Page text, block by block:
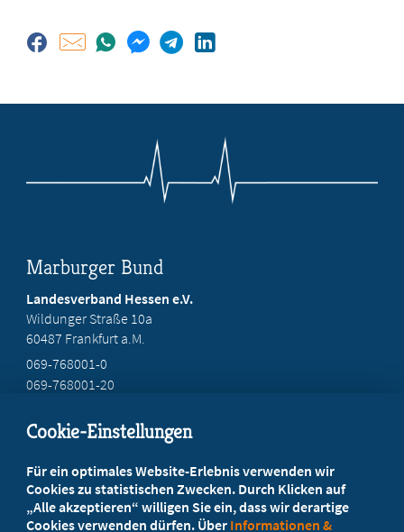
Marburger Bund
Landesverband Hessen e.V.
Wildunger Straße 10a
60487 Frankfurt a.M.
069-768001-0
069-768001-20
Ihr Landesverband berät Sie!
Cookie-Einstellungen
Für ein optimales Website-Erlebnis verwenden wir
Cookies zu statistischen Zwecken. Durch Klicken auf
„Alle akzeptieren“ willigen Sie ein, dass wir derartige
Cookies verwenden dürfen. Über Informationen &